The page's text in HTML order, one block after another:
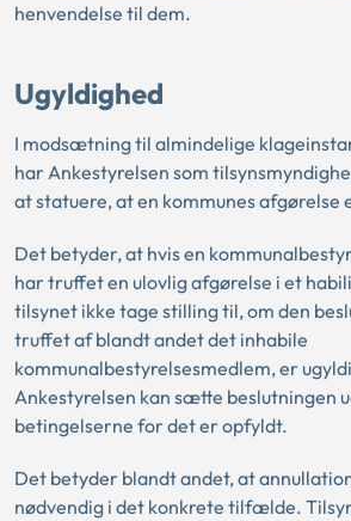
henvendelse til dem.
Ugyldighed
I modsætning til almindelige
har Ankestyrelsen som
at statuere, at en kommunes afgørelse
Det betyder, at hvis en
har truffet en ulovlig afgørelse i et
tilsynet ikke tage stilling til, om den
truffet af blandt andet det inhabile
kommunalbestyrelsesmedlem, er
Ankestyrelsen kan sætte beslutningen
betingelserne for det er opfyldt.
Det betyder blandt andet, at
nødvendig i det konkrete tilfælde.